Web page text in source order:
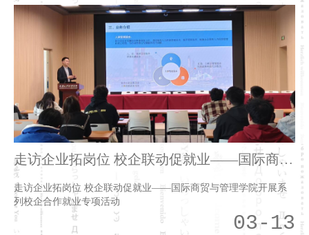
走访企业拓岗位 校企联动促就业——国际商贸
与管理学院开展系列校企合作就业专项活动
走访企业拓岗位 校企联动促就业——国际商贸与管理学院开展系
列校企合作就业专项活动
03-13